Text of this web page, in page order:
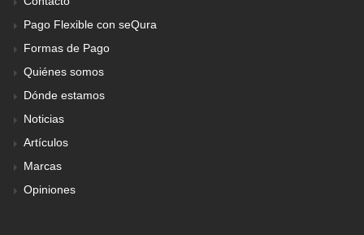
Pago Flexible con seQura
Formas de Pago
Quiénes somos
Dónde estamos
Noticias
Artículos
Marcas
Opiniones